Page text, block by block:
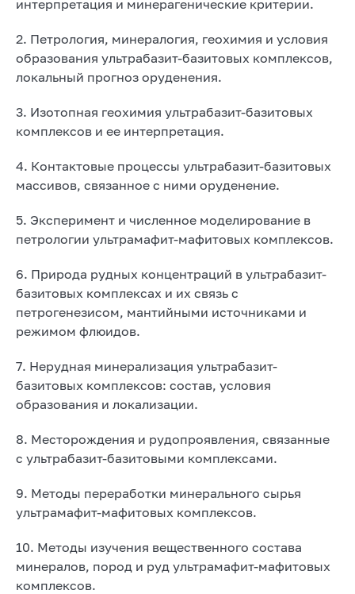
интерпретация и минерагенические критерии.
2. Петрология, минералогия, геохимия и условия
образования ультрабазит-базитовых комплексов,
локальный прогноз оруденения.
3. Изотопная геохимия ультрабазит-базитовых
комплексов и ее интерпретация.
4. Контактовые процессы ультрабазит-базитовых
массивов, связанное с ними оруденение.
5. Эксперимент и численное моделирование в
петрологии ультрамафит-мафитовых комплексов.
6. Природа рудных концентраций в ультрабазит-
базитовых комплексах и их связь с
петрогенезисом, мантийными источниками и
режимом флюидов.
7. Нерудная минерализация ультрабазит-
базитовых комплексов: состав, условия
образования и локализации.
8. Месторождения и рудопроявления, связанные
с ультрабазит-базитовыми комплексами.
9. Методы переработки минерального сырья
ультрамафит-мафитовых комплексов.
10. Методы изучения вещественного состава
минералов, пород и руд ультрамафит-мафитовых
комплексов.